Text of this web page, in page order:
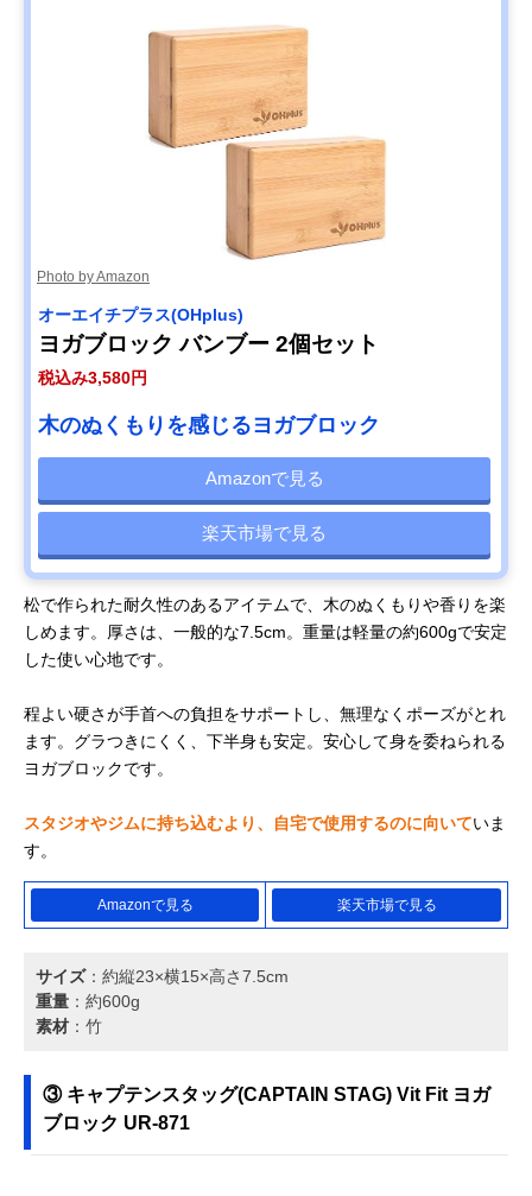
Photo by Amazon
オーエイチプラス(OHplus)
ヨガブロック バンブー 2個セット
税込み3,580円
木のぬくもりを感じるヨガブロック
Amazonで見る
楽天市場で見る
松で作られた耐久性のあるアイテムで、木のぬくもりや香りを楽
しめます。厚さは、一般的な7.5cm。重量は軽量の約600gで安定
した使い心地です。
程よい硬さが手首への負担をサポートし、無理なくポーズがとれ
ます。グラつきにくく、下半身も安定。安心して身を委ねられる
ヨガブロックです。
スタジオやジムに持ち込むより、自宅で使用するのに向いていま
す。
Amazonで見る 楽天市場で見る
サイズ：約縦23×横15×高さ7.5cm
重量 ：約600g
素材 ：竹
③ キャプテンスタッグ(CAPTAIN STAG) Vit Fit ヨガ
ブロック UR-871